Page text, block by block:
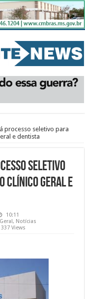
processo seletivo para
e dentista
seletivo
clínico geral e
10:11
Geral, Notícias
337 Views